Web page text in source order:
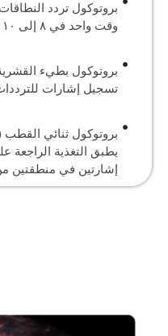
وقت واحد في ۸ إلى ۱۰ نطاقات تردد.
بروتوكول بطيء
تسجيل إشارات للترددات أقل من
بروتوكول ثنائي القطب
يطبق التغذية الراجعة
إشارتين في منطقتين